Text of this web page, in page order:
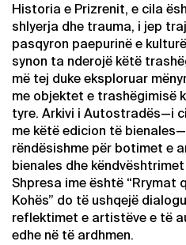
Historia e Prizrenit, e cila
shlyerja dhe trauma, i jep
pasqyron paepurinë e
synon ta nderojë këtë
më tej duke eksploruar
me objektet e trashëgimisë
tyre. Arkivi i Autostradës—i
me këtë edicion të
rëndësishme për botimet e
bienales dhe
Shpresa ime është “Rrymat
Kohës” do të ushqejë
reflektimet e artistëve e të
edhe në të ardhmen.